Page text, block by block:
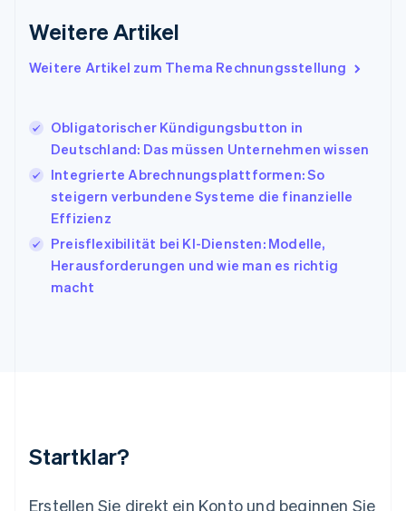
Weitere Artikel
Weitere Artikel zum Thema Rechnungsstellung
Obligatorischer Kündigungsbutton in
Deutschland: Das müssen Unternehmen wissen
Integrierte Abrechnungsplattformen: So
steigern verbundene Systeme die finanzielle
Effizienz
Preisflexibilität bei KI-Diensten: Modelle,
Herausforderungen und wie man es richtig
macht
Startklar?
Erstellen Sie direkt ein Konto und beginnen Sie
English
English
Japan
日本語 English
EnglishFrançais
Kroatien
EnglishItaliano
English
Liechtenstein
Deutsch
Mexiko